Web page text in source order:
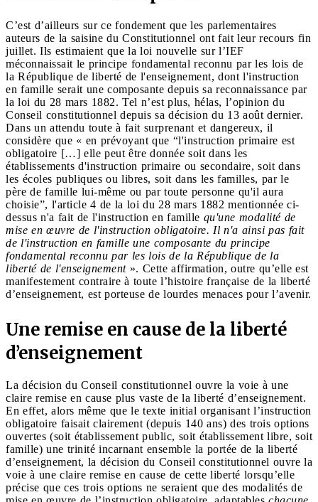
C’est d’ailleurs sur ce fondement que les parlementaires
auteurs de la saisine du Constitutionnel ont fait leur recours fin
juillet. Ils estimaient que la loi nouvelle sur l’IEF
méconnaissait le principe fondamental reconnu par les lois de
la République de liberté de l'enseignement, dont l'instruction
en famille serait une composante depuis sa reconnaissance par
la loi du 28 mars 1882. Tel n’est plus, hélas, l’opinion du
Conseil constitutionnel depuis sa décision du 13 août dernier.
Dans un attendu toute à fait surprenant et dangereux, il
considère que « en prévoyant que “l'instruction primaire est
obligatoire […] elle peut être donnée soit dans les
établissements d'instruction primaire ou secondaire, soit dans
les écoles publiques ou libres, soit dans les familles, par le
père de famille lui-même ou par toute personne qu'il aura
choisie”, l'article 4 de la loi du 28 mars 1882 mentionnée ci-
dessus n'a fait de l'instruction en famille qu'une modalité de
mise en œuvre de l'instruction obligatoire. Il n'a ainsi pas fait
de l'instruction en famille une composante du principe
fondamental reconnu par les lois de la République de la
liberté de l'enseignement». Cette affirmation, outre qu’elle est
manifestement contraire à toute l’histoire française de la liberté
d’enseignement, est porteuse de lourdes menaces pour l’avenir.
Une remise en cause de la liberté
d’enseignement
La décision du Conseil constitutionnel ouvre la voie à une
claire remise en cause plus vaste de la liberté d’enseignement.
En effet, alors même que le texte initial organisant l’instruction
obligatoire faisait clairement (depuis 140 ans) des trois options
ouvertes (soit établissement public, soit établissement libre, soit
famille) une trinité incarnant ensemble la portée de la liberté
d’enseignement, la décision du Conseil constitutionnel ouvre la
voie à une claire remise en cause de cette liberté lorsqu’elle
précise que ces trois options ne seraient que des modalités de